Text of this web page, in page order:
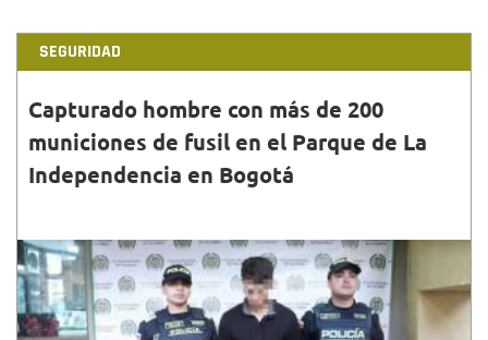
SEGURIDAD
Capturado hombre con más de 200
municiones de fusil en el Parque de La
Independencia en Bogotá
31•DIC•2025
En una megatomatoma que adelantó la Policía,
apoyada por la Secretaría de Seguridad, se encontró